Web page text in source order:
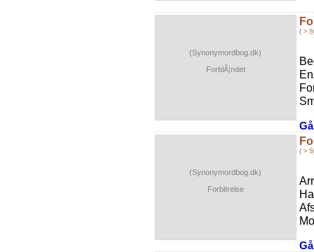
(Synonymordbog.dk)
ForblÃ¦ndet
( >
(Synonymordbog.dk)
Forbitrelse
( >